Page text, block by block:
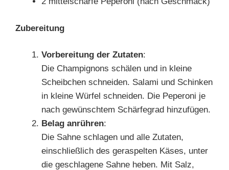
Zubereitung
Vorbereitung der Zutaten:
Die Champignons schälen und in kleine
Scheibchen schneiden. Salami und Schinken
in kleine Würfel schneiden. Die Peperoni je
nach gewünschtem Schärfegrad hinzufügen.
Belag anrühren:
Die Sahne schlagen und alle Zutaten,
einschließlich des geraspelten Käses, unter
die geschlagene Sahne heben. Mit Salz,